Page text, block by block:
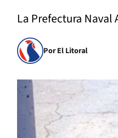
La Prefectura
Por El Litoral